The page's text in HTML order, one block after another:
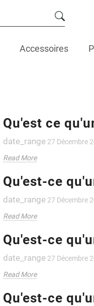
Accessoires
Qu'est ce
date_range 27 Décembre
Read More
Qu'est-ce
date_range 27 Décembre
Read More
Qu'est-ce
date_range 27 Décembre
Read More
Qu'est-ce